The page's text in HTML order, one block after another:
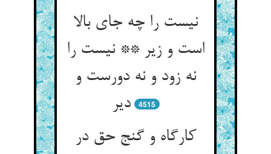
نیست را چه جای بالا
است و زیر ** نیست را
نه زود و نه دورست و
دیر
4515
کارگاه و گنج حق در